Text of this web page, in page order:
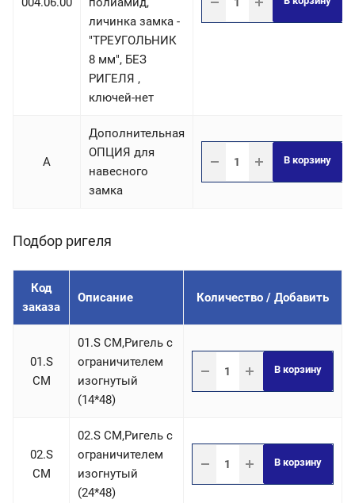
личинка замка -
"ТРЕУГОЛЬНИК
8 мм", БЕЗ
РИГЕЛЯ ,
ключей-нет
A
Дополнительная
ОПЦИЯ для
навесного
замка
В корзину
Подбор ригеля
Код
заказа
Описание Количество / Добавить
01.S
СM
01.S СM,Ригель c
ограничителем
изогнутый
(14*48)
В корзину
02.S
СM
02.S СM,Ригель c
ограничителем
изогнутый
(24*48)
В корзину